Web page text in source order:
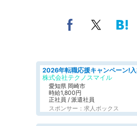
株式会社テクノスマイル
愛知県 岡崎市
時給1,800円
正社員 / 派遣社員
スポンサー：求人ボックス